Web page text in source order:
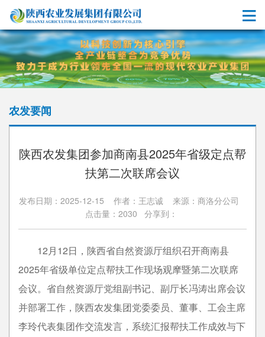
农发要闻
陕西农发集团参加商南县2025年省级定点帮
扶第二次联席会议
发布日期：2025-12-15 作者：王志诚 来源：商洛分公司
点击量：2030 分享到：
12月12日，陕西省自然资源厅组织召开商南县
2025年省级单位定点帮扶工作现场观摩暨第二次联席
会议。省自然资源厅党组副书记、副厅长冯涛出席会议
并部署工作，陕西农发集团党委委员、董事、工会主席
李玲代表集团作交流发言，系统汇报帮扶工作成效与下